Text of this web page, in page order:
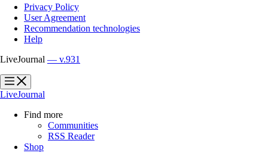
Privacy Policy
User Agreement
Recommendation technologies
Help
LiveJournal — v.931
?
?
LiveJournal
Find more
Communities
RSS Reader
Shop